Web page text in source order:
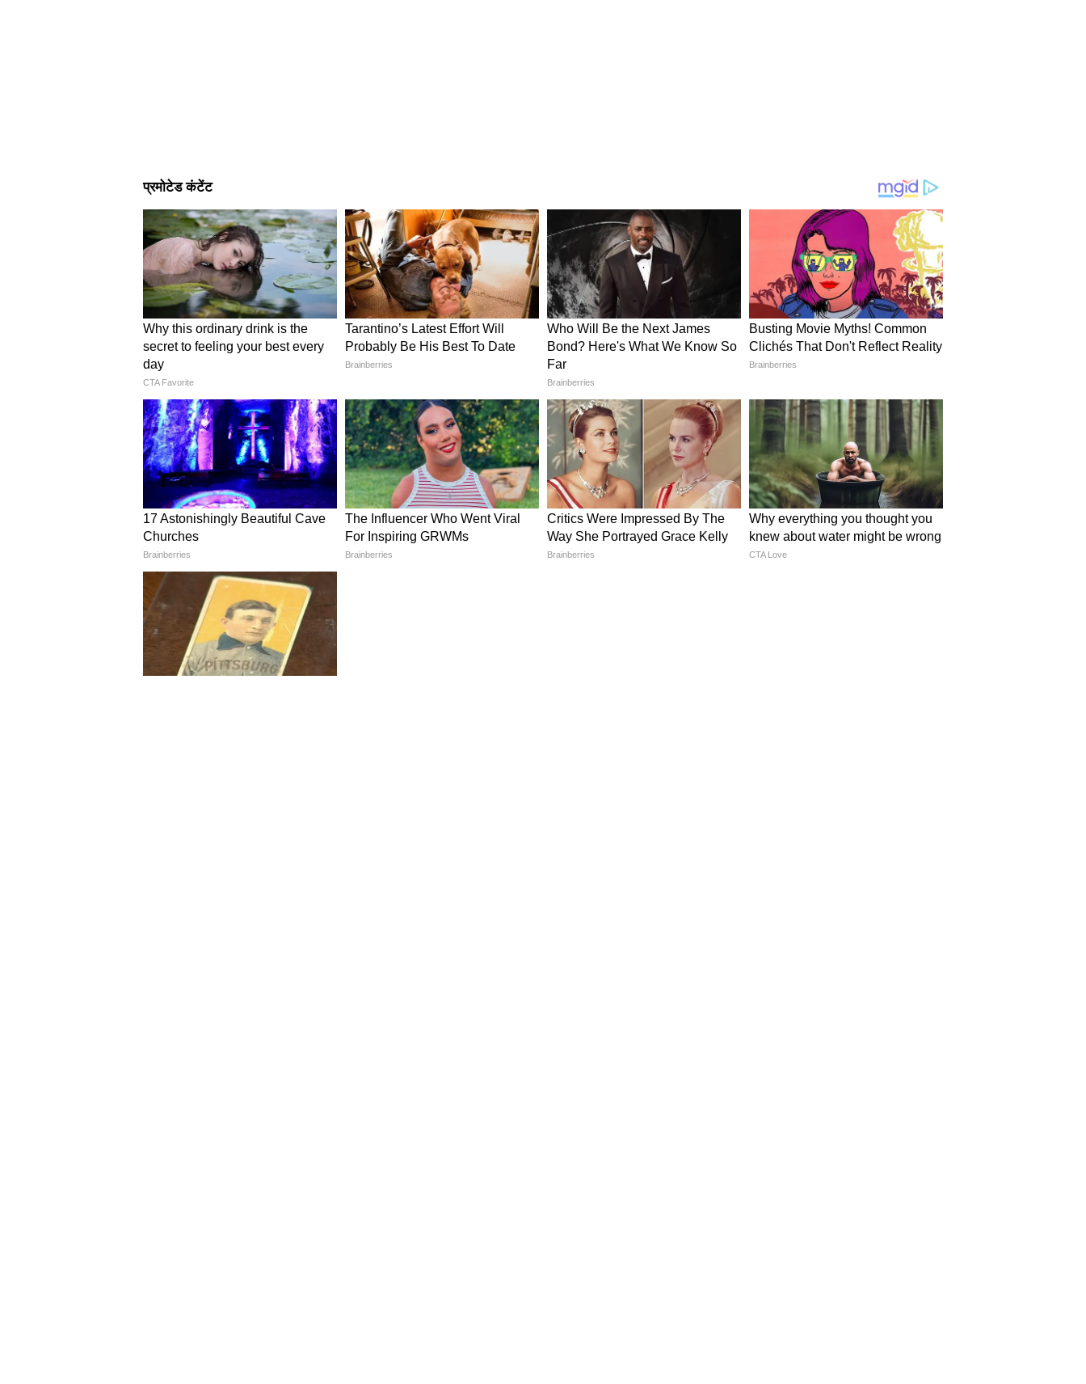
वाली पहली भारतीय साइकिलिस्ट के रूप में सुश्री हर्षिता जाखड़ के चयन के बाद, भारत के पांच精
英 स्प्रिंटर्स - रोनाल्डो सिंह, एसो अल्बान, रोजित सिंह, डेविड बेकहम एल्काटोचुंगो और जेम्स सिंह -
को चार सहयोगी स्टाफ सदस्यों के साथ स्विट्जरलैंड के एगल में यूसीआई वर्ल्ड साइकिलिंग सेंटर
कार्यक्रम में शामिल किया गया है। मंत्री ने इस महत्वपूर्ण विकास का स्वागत किया और कहा कि ऐसे
अवसर भारतीय साइकिलिस्टों और कोचों को विश्व स्तरीय प्रशिक्षण, खेल विज्ञान सहायता और
अंतरराष्ट्रीय अनुभव प्रदान करेंगे, साथ ही भारत के दीर्घकालिक उच्च-प्रदर्शन इकोसिस्टम को भी
मजबूत करेंगे।
खेलो इंडिया अस्मिता साइकिलिंग लीग की समीक्षा
बैठक के दौरान खेलो इंडिया अस्मिता साइकिलिंग सिटी लीग की प्रगति की भी समीक्षा की गई। यह
पहल भारत के सबसे बड़े महिला-केंद्रित जमीनी स्तर के साइकिलिंग कार्यक्रमों में से एक के रूप में
उभरी है, जो शहरों और जिलों में महिला साइकिलिस्टों के लिए संरचित प्रतिस्पर्धी अवसर पैदा कर
रही है। मंत्री ने कहा कि अस्मिता के तहत देखी गई उत्साही भागीदारी खेलों में महिलाओं की भागीदारी
की बढ़ती गति और भविष्य के चैंपियंस की पहचान और पोषण के लिए एक समावेशी और टिकाऊ
मार्ग बनाने की सफलता को दर्शाती है। उन्होंने जमीनी स्तर पर भागीदारी का विस्तार करने और
भारतीय साइकिलिंग के लिए प्रतिभा पाइपलाइन को मजबूत करने में इस पहल की भूमिका की भी
सराहना की।
बैठक में घरेलू प्रतिस्पर्धा संरचना का विस्तार करने, कोचिंग और तकनीकी क्षमता को मजबूत करने,
जमीनी स्तर पर अधिक भागीदारी को बढ़ावा देने, खेल विज्ञान और प्रौद्योगिकी का लाभ उठाने और
प्रतिभाशाली साइकिलिस्टों के लिए जिला और राज्य प्रतियोगिताओं से राष्ट्रीय और अंतरराष्ट्रीय
प्लेटफार्मों तक प्रगति के लिए सहज मार्ग बनाने पर भी विचार-विमर्श किया गया।